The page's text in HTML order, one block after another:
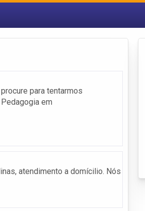
para tentarmos
em
atendimento a domícilio. Nós